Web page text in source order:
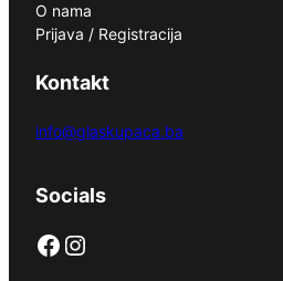
O nama
Prijava / Registracija
Kontakt
info@glaskupaca.ba
Socials
Facebook Instagram